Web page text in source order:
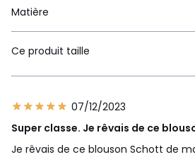
Matière
Ce produit taille
07/12/2023
Super classe. Je rêvais de ce
Je rêvais de ce blouson Schott de